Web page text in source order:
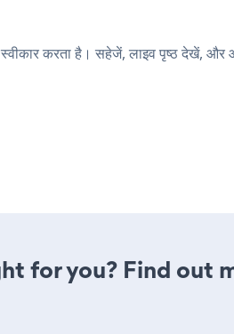
करता है। सहेजें, लाइव पृष्ठ देखें, और
for you? Find out